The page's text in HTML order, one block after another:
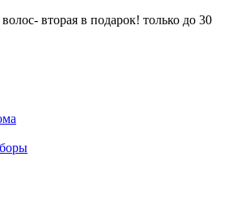
вторая в подарок! только до 30